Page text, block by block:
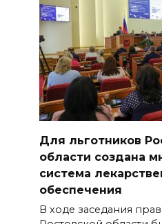
сезон в
в сентябре 2027
06 августа 2026 18:27
Наблюдатели
выборам
Материальная
пострадавшим
Для льготников
области создана
система
обеспечения
В ходе заседания